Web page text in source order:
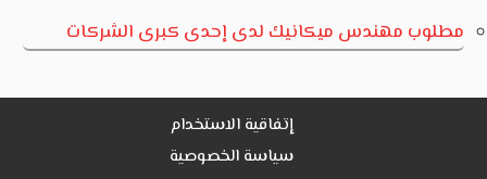
مطلوب مهندس ميكانيك لدى إحدى كبرى الشركات
إتفاقية الاستخدام
سياسة الخصوصية